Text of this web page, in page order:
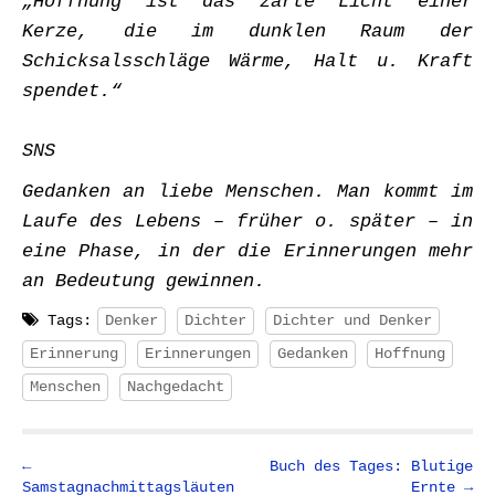
Kerze, die im dunklen Raum der
Schicksalsschläge Wärme, Halt u. Kraft
spendet.“
SNS
Gedanken an liebe Menschen. Man kommt im
Laufe des Lebens – früher o. später – in
eine Phase, in der die Erinnerungen mehr
an Bedeutung gewinnen.
Tags: Denker Dichter
Dichter und Denker
Erinnerung
Erinnerungen Gedanken
Hoffnung
Menschen
Nachgedacht
P
←
Samstagnachmittagsläuten
Buch des Tages: Blutige
Ernte →